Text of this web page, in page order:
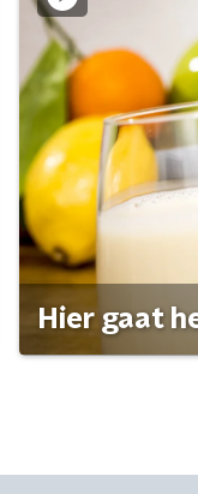
Hier gaat